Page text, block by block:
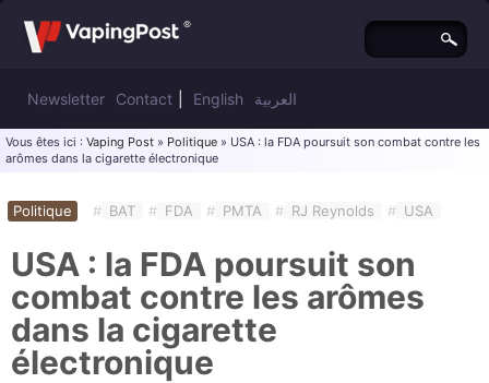
Newsletter Contact English العربية
Vous êtes ici : Vaping Post » Politique » USA : la FDA poursuit son combat contre les
arômes dans la cigarette électronique
Politique # BAT # FDA # PMTA # RJ Reynolds # USA
USA : la FDA poursuit son
combat contre les arômes
dans la cigarette
électronique